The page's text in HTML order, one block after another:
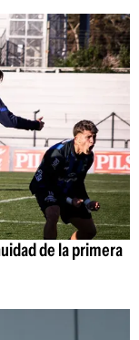
de la primera